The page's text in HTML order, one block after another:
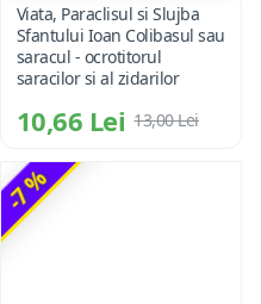
Viata, Paraclisul si Slujba
Sfantului Ioan Colibasul sau
saracul - ocrotitorul
saracilor si al zidarilor
10,66 Lei 13,00 Lei
-7 %